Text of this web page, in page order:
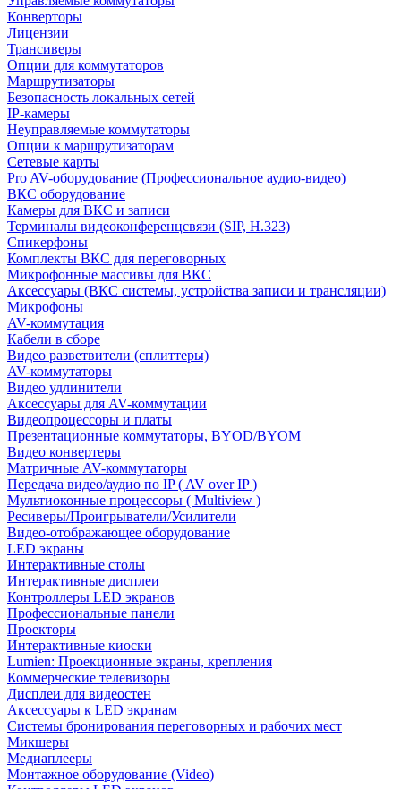
Конверторы
Лицензии
Трансиверы
Опции для коммутаторов
Маршрутизаторы
Безопасность локальных сетей
IP-камеры
Неуправляемые коммутаторы
Опции к маршрутизаторам
Сетевые карты
Pro AV-оборудование (Профессиональное аудио-видео)
ВКС оборудование
Камеры для ВКС и записи
Терминалы видеоконференцсвязи (SIP, H.323)
Спикерфоны
Комплекты ВКС для переговорных
Микрофонные массивы для ВКС
Аксессуары (ВКС системы, устройства записи и трансляции)
Микрофоны
AV-коммутация
Кабели в сборе
Видео разветвители (сплиттеры)
AV-коммутаторы
Видео удлинители
Аксессуары для AV-коммутации
Видеопроцессоры и платы
Презентационные коммутаторы, BYOD/BYOM
Видео конвертеры
Матричные AV-коммутаторы
Передача видео/аудио по IP ( AV over IP )
Мультиоконные процессоры ( Multiview )
Ресиверы/Проигрыватели/Усилители
Видео-отображающее оборудование
LED экраны
Интерактивные столы
Интерактивные дисплеи
Контроллеры LED экранов
Профессиональные панели
Проекторы
Интерактивные киоски
Lumien: Проекционные экраны, крепления
Коммерческие телевизоры
Дисплеи для видеостен
Аксессуары к LED экранам
Системы бронирования переговорных и рабочих мест
Микшеры
Медиаплееры
Монтажное оборудование (Video)